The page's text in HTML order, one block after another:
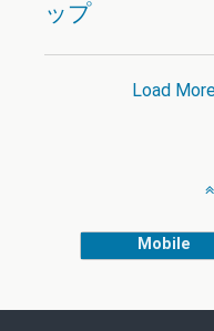
ップ
Load
Mobile